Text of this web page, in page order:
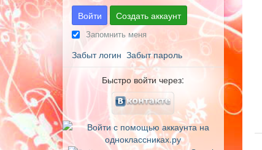
Войти Создать аккаунт
Запомнить меня
Забыт логин Забыт пароль
Быстро войти через: